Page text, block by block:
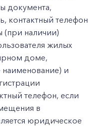
документа,
контактный телефон
(при наличии)
жилых
доме,
и
телефон, если
в
юридическое